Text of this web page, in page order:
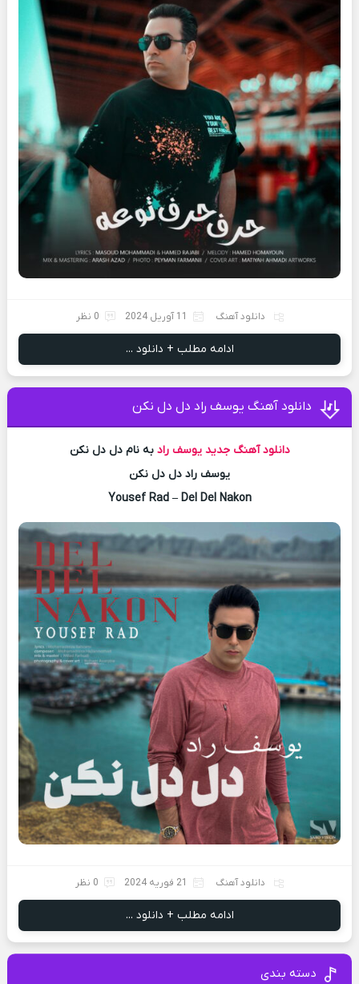
دانلود آهنگ 11 آوریل 2024 0 نظر
ادامه مطلب + دانلود ...
دانلود آهنگ یوسف راد دل دل نکن
دانلود آهنگ جدید یوسف راد به نام دل دل نکن
یوسف راد دل دل نکن
Yousef Rad – Del Del Nakon
دانلود آهنگ 21 فوریه 2024 0 نظر
ادامه مطلب + دانلود ...
دسته بندی